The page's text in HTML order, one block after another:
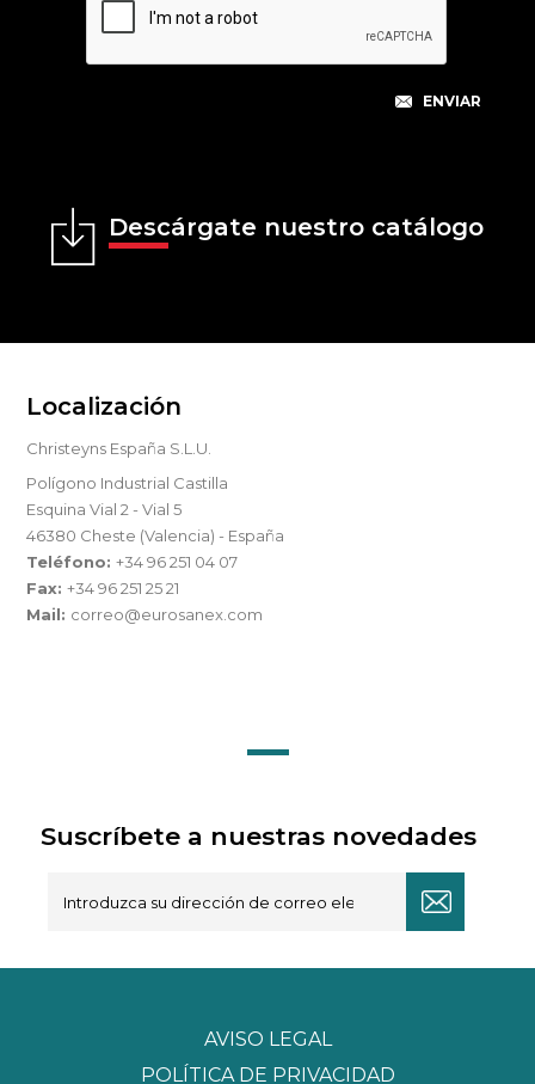
Descárgate nuestro catálogo
Localización
Christeyns España S.L.U.
Polígono Industrial Castilla
Esquina Vial 2 - Vial 5
46380 Cheste (Valencia) - España
Teléfono:+34 96 251 04 07
Fax:+34 96 251 25 21
Mail: correo@eurosanex.com
Suscríbete a nuestras novedades
AVISO LEGAL
POLÍTICA DE PRIVACIDAD